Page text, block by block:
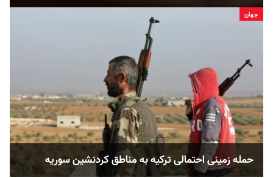
جهان
حمله زمینی احتمالی ترکيه به مناطق کردنشین سوریه